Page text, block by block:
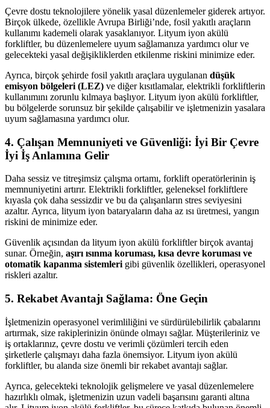
Çevre dostu teknolojilere yönelik yasal düzenlemeler giderek artıyor.
Birçok ülkede, özellikle Avrupa Birliği’nde, fosil yakıtlı araçların
kullanımı kademeli olarak yasaklanıyor. Lityum iyon akülü
forkliftler, bu düzenlemelere uyum sağlamanıza yardımcı olur ve
gelecekteki yasal değişikliklerden etkilenme riskini minimize eder.
Ayrıca, birçok şehirde fosil yakıtlı araçlara uygulanan düşük
emisyon bölgeleri (LEZ) ve diğer kısıtlamalar, elektrikli forkliftlerin
kullanımını zorunlu kılmaya başlıyor. Lityum iyon akülü forkliftler,
bu bölgelerde sorunsuz bir şekilde çalışabilir ve işletmenizin yasalara
uyum sağlamasına yardımcı olur.
4. Çalışan Memnuniyeti ve Güvenliği: İyi Bir Çevre
İyi İş Anlamına Gelir
Daha sessiz ve titreşimsiz çalışma ortamı, forklift operatörlerinin iş
memnuniyetini artırır. Elektrikli forkliftler, geleneksel forkliftlere
kıyasla çok daha sessizdir ve bu da çalışanların stres seviyesini
azaltır. Ayrıca, lityum iyon bataryaların daha az ısı üretmesi, yangın
riskini de minimize eder.
Güvenlik açısından da lityum iyon akülü forkliftler birçok avantaj
sunar. Örneğin, aşırı ısınma koruması, kısa devre koruması ve
otomatik kapanma sistemleri gibi güvenlik özellikleri, operasyonel
riskleri azaltır.
5. Rekabet Avantajı Sağlama: Öne Geçin
İşletmenizin operasyonel verimliliğini ve sürdürülebilirlik çabalarını
artırmak, size rakiplerinizin önünde olmayı sağlar. Müşterileriniz ve
iş ortaklarınız, çevre dostu ve verimli çözümleri tercih eden
şirketlerle çalışmayı daha fazla önemsiyor. Lityum iyon akülü
forkliftler, bu alanda size önemli bir rekabet avantajı sağlar.
Ayrıca, gelecekteki teknolojik gelişmelere ve yasal düzenlemelere
hazırlıklı olmak, işletmenizin uzun vadeli başarısını garanti altına